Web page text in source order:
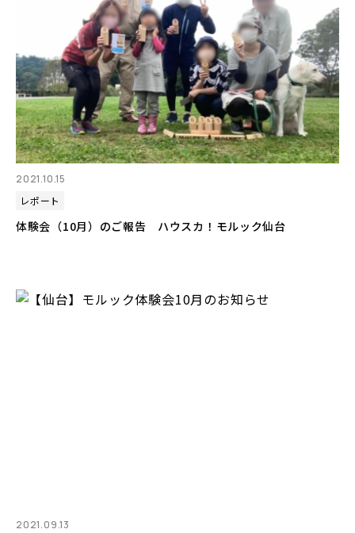
2021.10.15
レポート
体験会（10月）のご報告 ハウスカ！モルック仙台
2021.09.13